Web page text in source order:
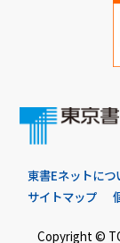
東書Eネットにつ
サイトマップ
Copyright ©